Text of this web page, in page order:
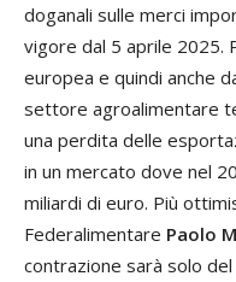
doganali sulle merci
vigore dal 5 aprile 2025.
europea e quindi anche
settore agroalimentare
una perdita delle
in un mercato dove nel
miliardi di euro. Più
Federalimentare Paolo
contrazione sarà solo